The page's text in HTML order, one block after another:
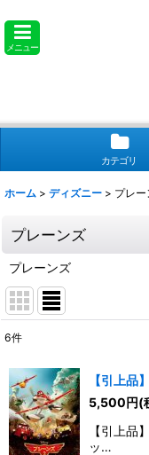
メニュー
カテゴリ
ホーム > ディズニー > プレー
プレーンズ
プレーンズ
並び順:
6件
【引上
5,500円(
【引上
ッ…